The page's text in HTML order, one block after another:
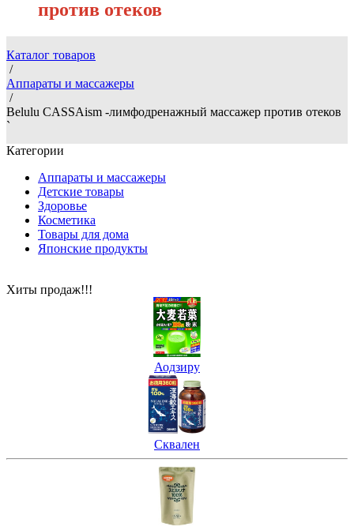
против отеков
Каталог товаров
/
Аппараты и массажеры
/
Belulu CASSAism -лимфодренажный массажер против отеков
`
Категории
Аппараты и массажеры
Детские товары
Здоровье
Косметика
Товары для дома
Японские продукты
Хиты продаж!!!
Аодзиру
Сквален